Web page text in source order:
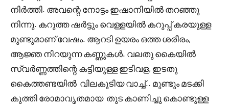
നിർത്തി. അവന്റെ നോട്ടം ഇഷാനിയിൽ തറഞ്ഞു
നിന്നു. കറുത്ത ഷർട്ടും വെള്ളയിൽ കറുപ്പ് കരയുള്ള
മുണ്ടുമാണ് വേഷം. ആറടി ഉയരം ഒത്ത ശരീരം,
ആജ്ഞ നിറയുന്ന കണ്ണുകൾ. വലതു കൈയിൽ
സ്വർണ്ണത്തിന്റെ കട്ടിയുള്ള ഇടിവള, ഇടതു
കൈത്തണ്ടയിൽ വിലകൂടിയ വാച്ച്.. മുണ്ടും മടക്കി
കുത്തി രോമാവൃതമായ തുട കാണിച്ചു കൊണ്ടുള്ള